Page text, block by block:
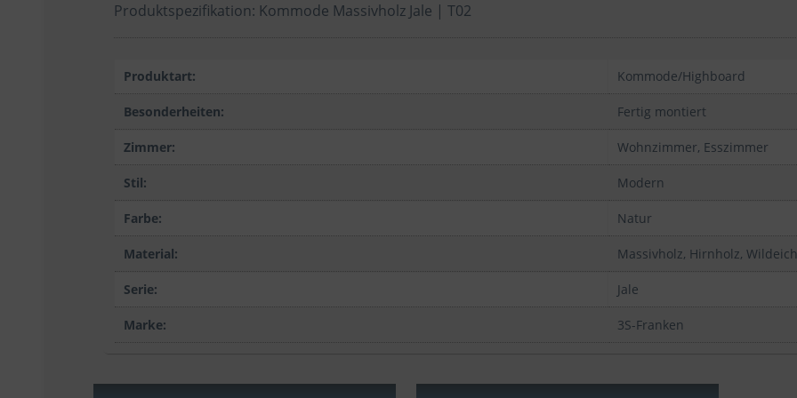
Produktspezifikation: Kommode Massivholz Jale | T02
Produktart: Kommode/Highboard
Besonderheiten: Fertig montiert
Zimmer: Wohnzimmer, Esszimmer
Stil: Modern
Farbe: Natur
Material: Massivholz, Hirnholz,
Serie: Jale
Marke: 3S-Franken